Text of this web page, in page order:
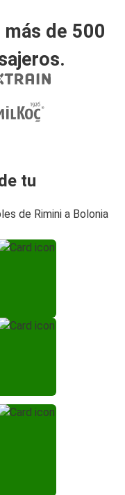
de 500
tu
de Rimini a Bolonia